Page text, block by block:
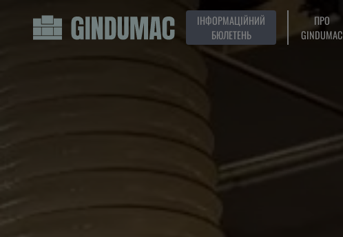
ІНФОРМАЦІЙНИЙ
БЮЛЕТЕНЬ
ПРО
GINDUMAC